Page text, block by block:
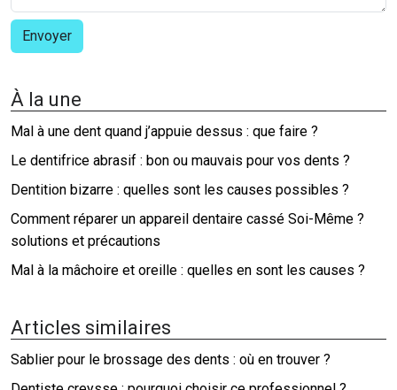
À la une
Mal à une dent quand j’appuie dessus : que faire ?
Le dentifrice abrasif : bon ou mauvais pour vos dents ?
Dentition bizarre : quelles sont les causes possibles ?
Comment réparer un appareil dentaire cassé Soi-Même ?
solutions et précautions
Mal à la mâchoire et oreille : quelles en sont les causes ?
Articles similaires
Sablier pour le brossage des dents : où en trouver ?